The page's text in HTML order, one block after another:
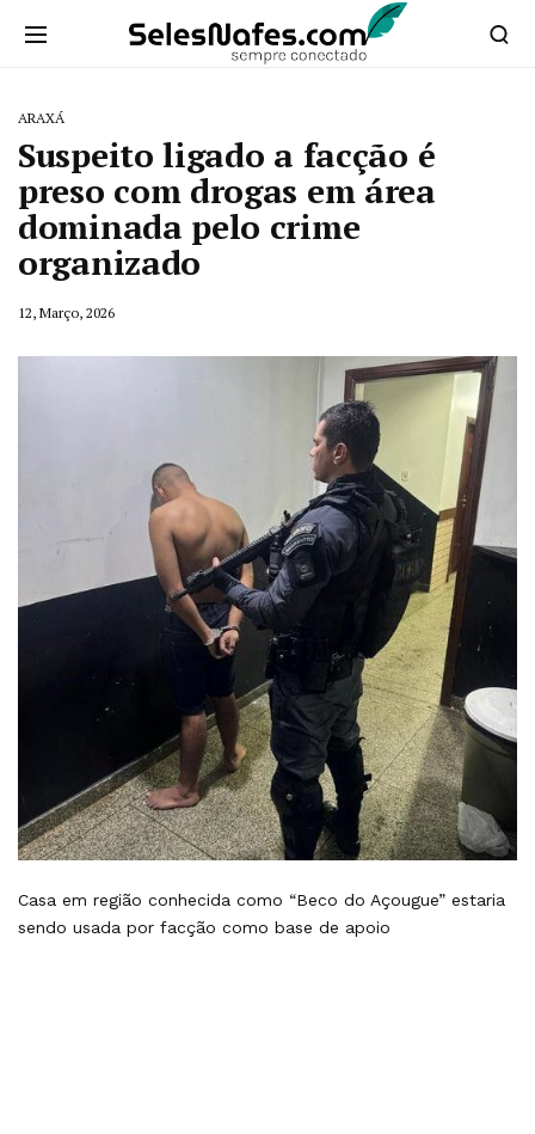
ARAXÁ
Suspeito ligado a facção é
preso com drogas em área
dominada pelo crime
organizado
12, Março, 2026
Casa em região conhecida como “Beco do Açougue” estaria
sendo usada por facção como base de apoio